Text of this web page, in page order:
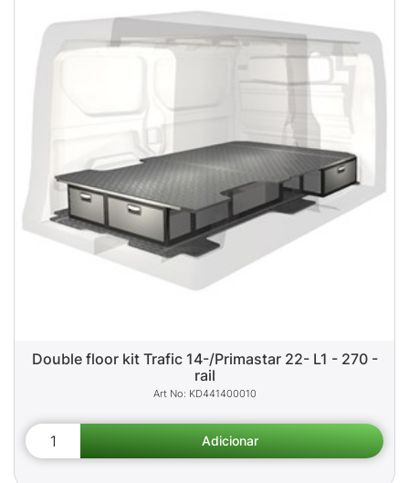
Double floor kit Trafic 14-/Primastar 22- L1 - 270 -
rail
KD441400010